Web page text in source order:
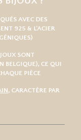
AVEC DES
925 & L'ACIER
SONT
BELGIQUE), CE QUI
PIÈCE
, CARACTÈRE PAR